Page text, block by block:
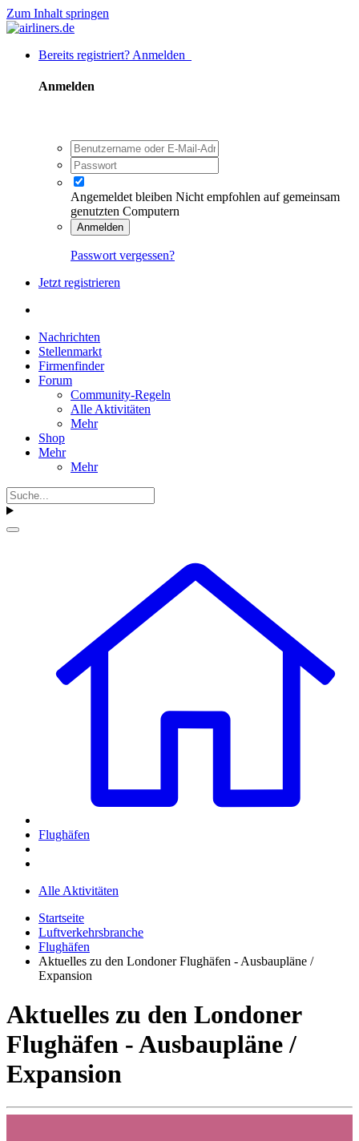
Zum Inhalt springen
Bereits registriert? Anmelden
Anmelden
Angemeldet bleiben Nicht empfohlen auf gemeinsam
genutzten Computern
Anmelden
Passwort vergessen?
Jetzt registrieren
Nachrichten
Stellenmarkt
Firmenfinder
Forum
Community-Regeln
Alle Aktivitäten
Mehr
Shop
Mehr
Mehr
Flughäfen
Alle Aktivitäten
Startseite
Luftverkehrsbranche
Flughäfen
Aktuelles zu den Londoner Flughäfen - Ausbaupläne /
Expansion
Aktuelles zu den Londoner
Flughäfen - Ausbaupläne /
Expansion